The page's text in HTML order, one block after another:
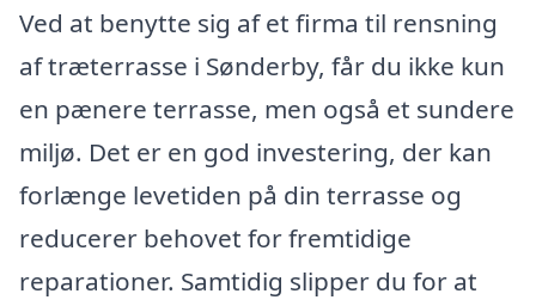
Ved at benytte sig af et firma til rensning
af træterrasse i Sønderby, får du ikke kun
en pænere terrasse, men også et sundere
miljø. Det er en god investering, der kan
forlænge levetiden på din terrasse og
reducerer behovet for fremtidige
reparationer. Samtidig slipper du for at